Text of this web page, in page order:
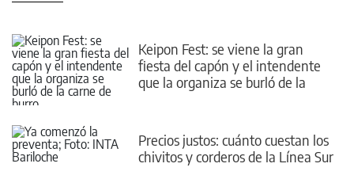
Keipon Fest: se viene la gran
fiesta del capón y el intendente
que la organiza se burló de la
Precios justos: cuánto cuestan los
chivitos y corderos de la Línea Sur